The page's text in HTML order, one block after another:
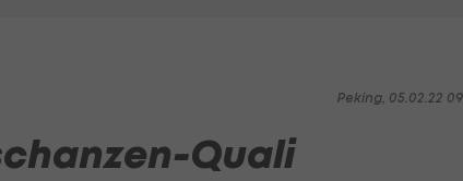
Peking, 05.02.22
Quali